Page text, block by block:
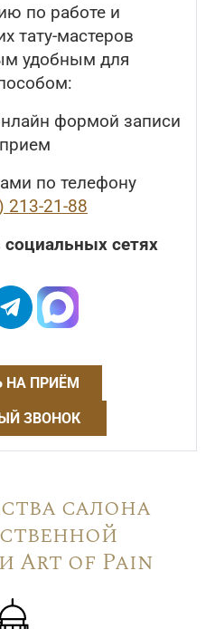
по работе и
тату-мастеров
удобным для
формой записи
по телефону
213-21-88
сетях
НА ПРИЁМ
ЗВОНОК
салона
Art of Pain